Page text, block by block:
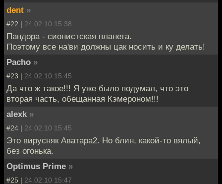
dent »
#22 | 24.02.10 15:38
Пандора - сионистская планета.
Поэтому все на'ви должны цак носить и ку делать!
Pacho »
#23 | 24.02.10 15:45
Да что ж такое!!! Я уже было подумал, что это
вторая часть, обещанная Кэмероном!!!
alexk »
#24 | 24.02.10 15:45
Это вирусняк Аватара2. Но блин, какой-то вялый,
без огонька.
Optimus Prime »
#25 | 24.02.10 15:47